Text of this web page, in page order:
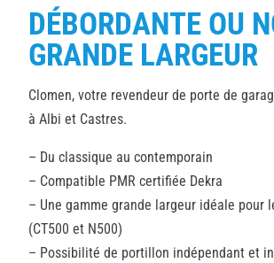
DÉBORDANTE OU
GRANDE LARGEUR
Clomen, votre revendeur de porte de
à Albi et Castres.
– Du classique au contemporain
– Compatible PMR certifiée Dekra
– Une gamme grande largeur idéale pour
(CT500 et N500)
– Possibilité de portillon indépendant et